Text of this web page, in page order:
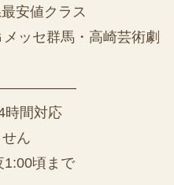
安値クラス
ッセ群馬・高崎芸術劇
時間対応
ん
1:00頃まで